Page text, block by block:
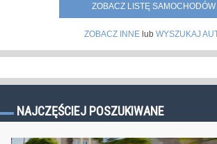
ZOBACZ LISTĘ SAMOCHODÓW
ZOBACZ INNElub WYSZUKAJ
NAJCZĘŚCIEJ POSZUKIWANE